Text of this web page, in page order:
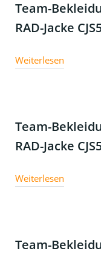
Team-
RAD-Jacke
Weiterlesen
Team-
RAD-Jacke
Weiterlesen
Team-